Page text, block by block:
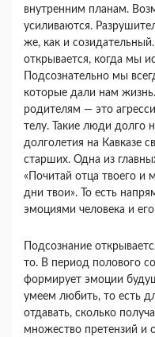
внутренним планам.
усиливаются.
же, как и
открывается, когда мы
Подсознательно мы
которые дали нам
родителям — это
телу. Такие люди долго
долголетия на Кавказе
старших. Одна из
«Почитай отца твоего
дни твои». То есть
эмоциями человека и
Подсознание
то. В период полового
формирует эмоции
умеем любить, то есть
отдавать, сколько
множество претензий и